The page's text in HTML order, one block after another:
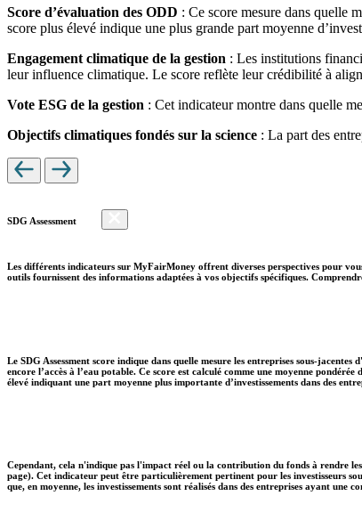
Score d’évaluation des ODD : Ce score mesure dans quelle
score plus élevé indique une plus grande part moyenne
Engagement climatique de la gestion : Les institutions
leur influence climatique. Le score reflète leur crédibilité à
Vote ESG de la gestion : Cet indicateur montre dans quelle
Objectifs climatiques fondés sur la science : La part des
SDG Assessment
Les différents indicateurs sur MyFairMoney offrent diverses perspectives pour
outils fournissent des informations adaptées à vos objectifs spécifiques.
Le SDG Assessment score indique dans quelle mesure les entreprises sous-
encore l’accès à l’eau potable. Ce score est calculé comme une moyenne
élevé indiquant une part moyenne plus importante d’investissements dans des
Cependant, cela n'indique pas l'impact réel ou la contribution du fonds à rendre
page). Cet indicateur peut être particulièrement pertinent pour les investisseurs
que, en moyenne, les investissements sont réalisés dans des entreprises ayant